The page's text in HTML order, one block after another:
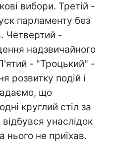
вибори. Третій -
парламенту без
Четвертий -
надзвичайного
- "Троцький" -
розвитку подій і
що
круглий стіл за
унаслідок
нього не приїхав.